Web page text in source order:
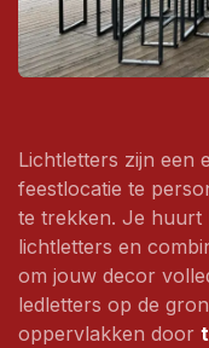
Lichtletters zijn een
feestlocatie te
te trekken. Je huurt
lichtletters en
om jouw decor
ledletters op de
oppervlakken door